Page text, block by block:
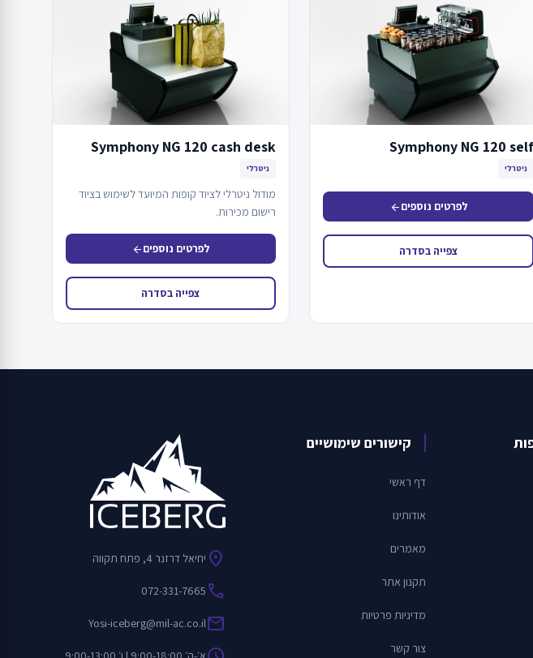
Symphony NG 120 self
ניטרלי
לפרטים נוספיםarrow_back
צפייה בסדרה
Symphony NG 120 cash desk
ניטרלי
מודול ניטרלי לציוד קופות המיועד לשימוש בציוד
רישום מכירות.
לפרטים נוספיםarrow_back
צפייה בסדרה
קישורים שימושיים
דף ראשי
אודותינו
מאמרים
תקנון אתר
מדיניות פרטיות
צור קשר
location_on יחיאל דרזנר 4, פתח תקווה
call
072-331-7665
mail
Yosi-iceberg@mil-ac.co.il